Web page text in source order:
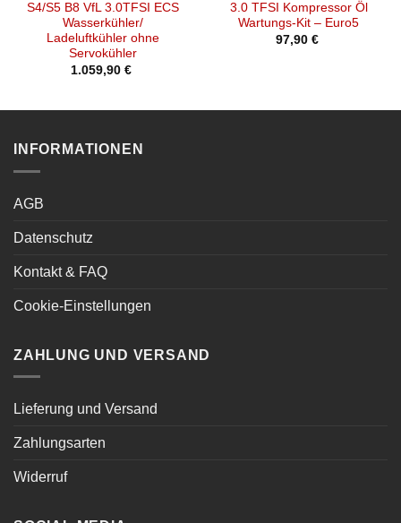
S4/S5 B8 VfL 3.0TFSI ECS
Wasserkühler/
Ladeluftkühler ohne
Servokühler
1.059,90 €
3.0 TFSI Kompressor Öl
Wartungs-Kit – Euro5
97,90 €
INFORMATIONEN
AGB
Datenschutz
Kontakt & FAQ
Cookie-Einstellungen
ZAHLUNG UND VERSAND
Lieferung und Versand
Zahlungsarten
Widerruf